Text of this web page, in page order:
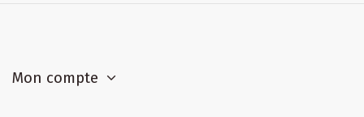
Mon compte